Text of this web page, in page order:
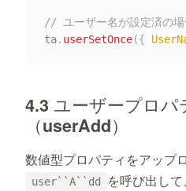
// ユーザー名が設定済の場
ta. userSetOnce({
4.3 ユーザープロパ
（userAdd）
数値型プロパティをアップ
user``A``dd
を呼び出し